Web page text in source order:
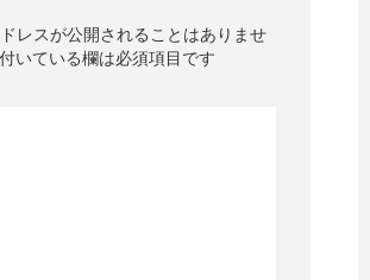
レスが公開されることはありませ
いている欄は必須項目です